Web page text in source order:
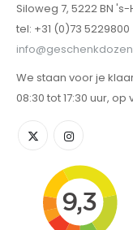
Siloweg 7, 5222 BN
tel: +31 (0)73 5229800
We staan voor je
08:30 tot 17:30 uur, op